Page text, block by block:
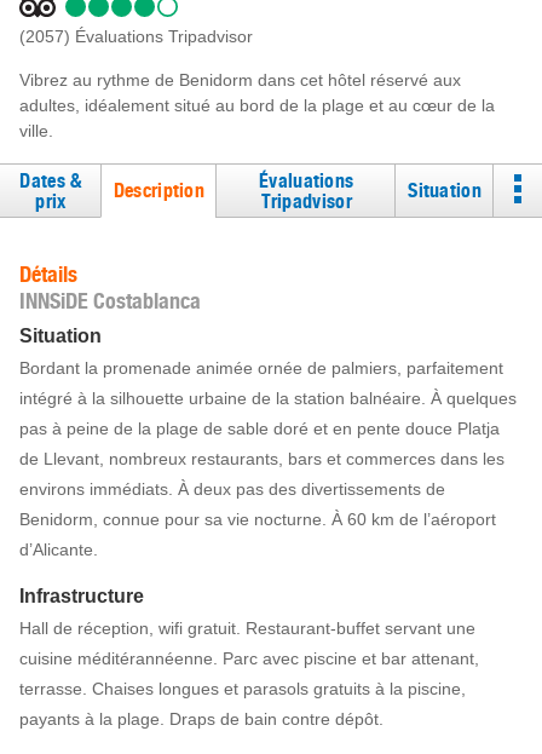
(2057) Évaluations Tripadvisor
Vibrez au rythme de Benidorm dans cet hôtel réservé aux
adultes, idéalement situé au bord de la plage et au cœur de la
ville.
Dates &
prix
Description
Évaluations
Tripadvisor
Situation
Détails
INNSiDE Costablanca
Situation
Bordant la promenade animée ornée de palmiers, parfaitement
intégré à la silhouette urbaine de la station balnéaire. À quelques
pas à peine de la plage de sable doré et en pente douce Platja
de Llevant, nombreux restaurants, bars et commerces dans les
environs immédiats. À deux pas des divertissements de
Benidorm, connue pour sa vie nocturne. À 60 km de l’aéroport
d’Alicante.
Infrastructure
Hall de réception, wifi gratuit. Restaurant-buffet servant une
cuisine méditérannéenne. Parc avec piscine et bar attenant,
terrasse. Chaises longues et parasols gratuits à la piscine,
payants à la plage. Draps de bain contre dépôt.